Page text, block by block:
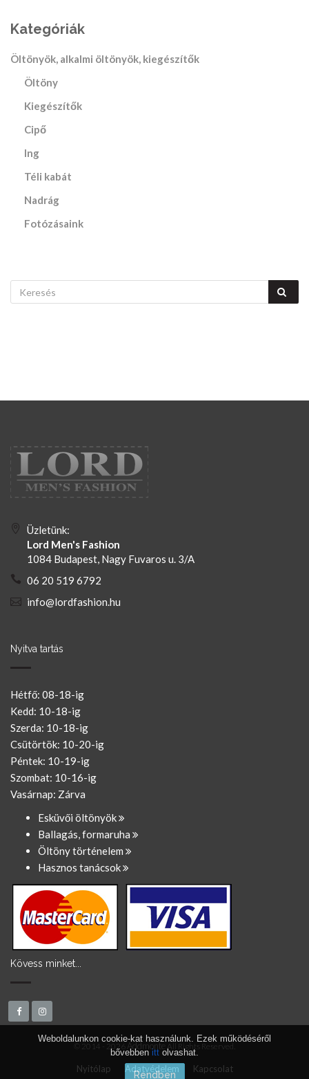
Kategóriák
Öltönyök, alkalmi öltönyök, kiegészítők
Öltöny
Kiegészítők
Cipő
Ing
Téli kabát
Nadrág
Fotózásaink
Üzletünk:
Lord Men's Fashion
1084 Budapest, Nagy Fuvaros u. 3/A
06 20 519 6792
info@lordfashion.hu
Nyitva tartás
Hétfő: 08-18-ig
Kedd: 10-18-ig
Szerda: 10-18-ig
Csütörtök: 10-20-ig
Péntek: 10-19-ig
Szombat: 10-16-ig
Vasárnap: Zárva
Esküvői öltönyök
Ballagás, formaruha
Öltöny történelem
Hasznos tanácsok
Kövess minket...
© 2014 - 2026 Addmonte All Rights Reserved.
Nyitólap Adatvédelem Kapcsolat
Weboldalunkon cookie-kat használunk. Ezek működéséről
bővebben itt olvashat.